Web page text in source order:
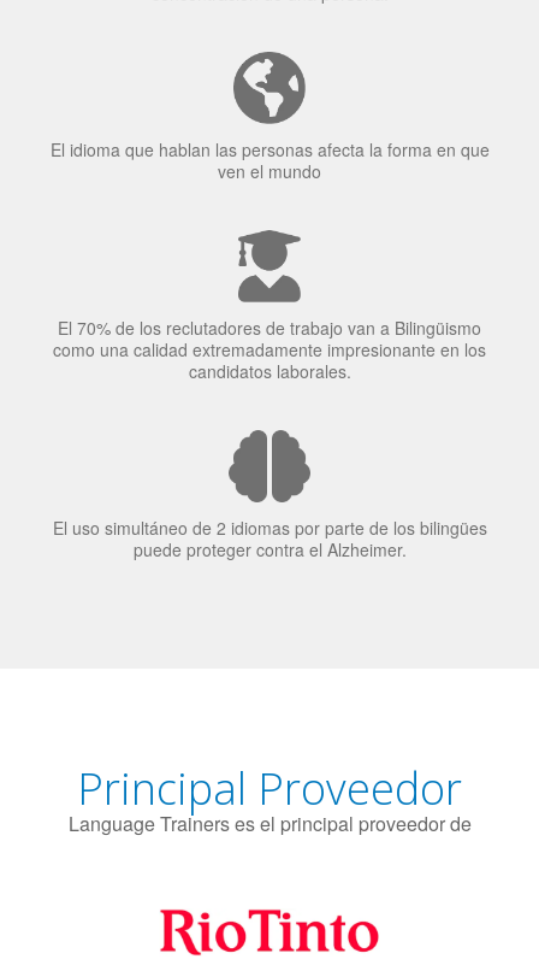
Tener fluidez en dos idiomas mejora la capacidad de
concentración de una persona.
El idioma que hablan las personas afecta la forma en que
ven el mundo
El 70% de los reclutadores de trabajo van a Bilingüismo
como una calidad extremadamente impresionante en los
candidatos laborales.
Principal Proveedor
Language Trainers es el principal proveedor de